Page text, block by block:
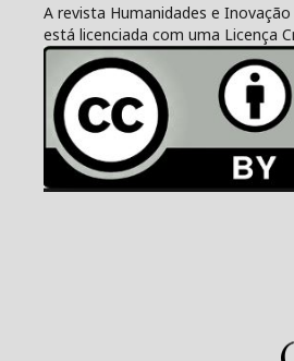
A revista Humanidades e Inovação
está licenciada com uma Licença